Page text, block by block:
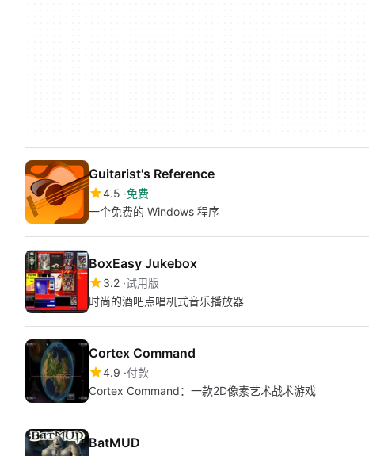
Guitarist's Reference
4.5 免费
一个免费的 Windows 程序
BoxEasy Jukebox
3.2 试用版
时尚的酒吧点唱机式音乐播放器
Cortex Command
4.9 付款
Cortex Command：一款2D像素艺术战术游戏
BatMUD